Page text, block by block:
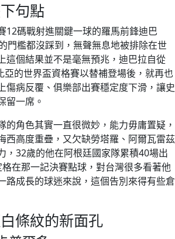
句點
12碼戰射進關鍵一球的羅馬前鋒迪巴
門檻都沒踩到，無聲無息地被排除在世
這個結果並不是毫無預兆，迪巴拉自從
亞的世界盃資格賽以替補登場後，就再也
傷病反覆、俱樂部出賽穩定度下滑，讓史
留一席。
的角色其實一直很微妙，能力毋庸置疑，
西高度重疊，又欠缺勞塔羅、阿爾瓦雷茲
，32歲的他在阿根廷國家隊累積40場出
在那一記決賽點球，對台灣很多看著他
路成長的球迷來說，這個告別來得有些倉
條紋的新面孔